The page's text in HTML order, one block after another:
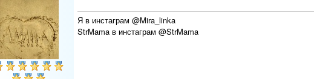
Я в инстаграм @Mira_linka
StrMama в инстаграм @StrMama